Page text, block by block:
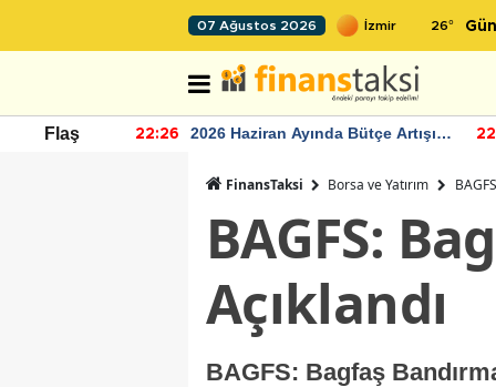
07 Ağustos 2026 26°
Flaş 22:26
2026 Haziran Ayında Bütçe Artışı
FinansTaksi Borsa ve Yatırım
BAGFS:
Açıklandı
BAGFS: Bagfaş